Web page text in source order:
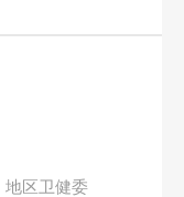
地区卫健委